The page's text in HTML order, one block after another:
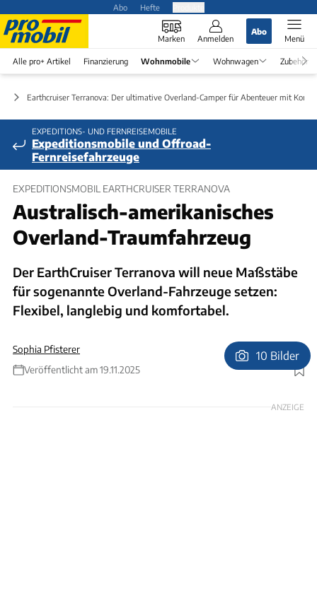
Abo Hefte
Marken Anmelden
Abo
Menü
Alle pro+ Artikel Finanzierung Wohnmobile Wohnwagen Zubehör
Earthcruiser Terranova: Der ultimative Overland-Camper für Abenteuer mit
EXPEDITIONS- UND FERNREISEMOBILE
Expeditionsmobile und Offroad-
Fernreisefahrzeuge
EXPEDITIONSMOBIL EARTHCRUISER TERRANOVA
Australisch-amerikanisches
Overland-Traumfahrzeug
Der EarthCruiser Terranova will neue Maßstäbe
für sogenannte Overland-Fahrzeuge setzen:
Flexibel, langlebig und komfortabel.
Sophia Pfisterer
Veröffentlicht am 19.11.2025
Foto: Earthcruiser
10 Bilder
ANZEIGE